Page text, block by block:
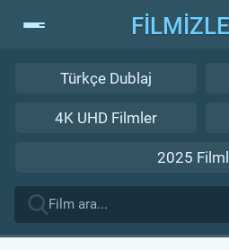
FİLMİZLE
Türkçe Dublaj
4K UHD Filmler
2025